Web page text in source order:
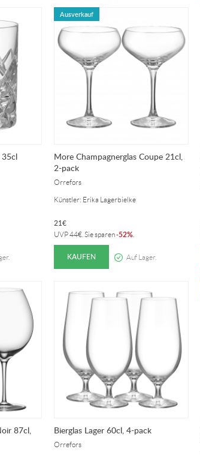
35cl
Ausverkauf
More Champagnerglas Coupe 21cl,
2-pack
Orrefors
Künstler: Erika Lagerbielke
21€
UVP44€ . Sie sparen-52%
KAUFEN Auf Lager.
87cl,
Bierglas Lager 60cl, 4-pack
Orrefors